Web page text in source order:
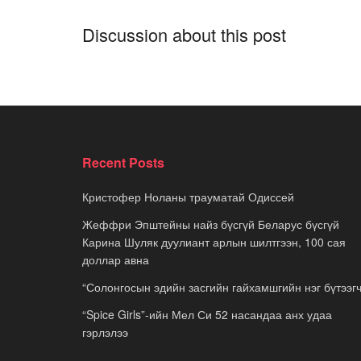
Discussion about this post
Recent Posts
Кристофер Ноланы трауматай Одиссей
Жеффри Эпштейны найз бүсгүй Беларус бүсгүй
Карина Шуляк дуулиант арлын шилтгээн, 100 сая
доллар авна
“Солонгосын эдийн засгийн гайхамшгийн нэг
“Spice Girls”-ийн Мел Си 52 насандаа анх удаа
гэрлэлээ